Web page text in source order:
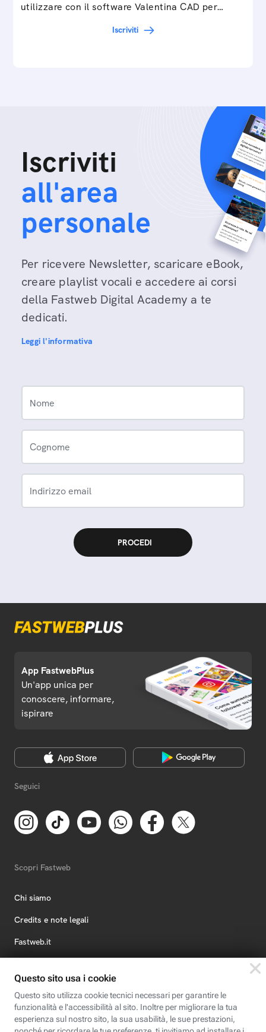
utilizzare con il software Valentina CAD per…
Iscriviti
Iscriviti
all'area
personale
Per ricevere Newsletter, scaricare eBook,
creare playlist vocali e accedere ai corsi
della Fastweb Digital Academy a te
dedicati.
Leggi l'informativa
Nome
Cognome
Indirizzo email
App FastwebPlus
Un'app unica per
conoscere, informare,
ispirare
Seguici
Scopri Fastweb
Chi siamo
Credits e note legali
Fastweb.it
Fastweb Digital Academy
STEP FuturAbility District